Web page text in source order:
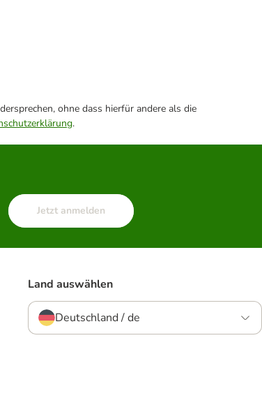
ohne dass hierfür andere als die
.
Jetzt anmelden
Land auswählen
Deutschland / de